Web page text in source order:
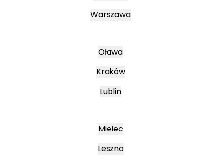
Warszawa
Oława
Kraków
Lublin
Mielec
Leszno